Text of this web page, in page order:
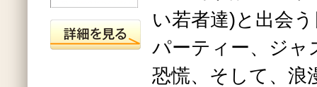
い若者達)と出会
パーティー、ジャ
恐慌、そして、浪